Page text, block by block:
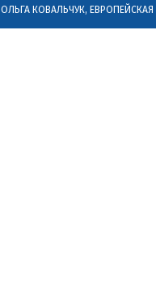
ОЛЬГА КОВАЛЬЧУК, ЕВРОПЕЙСКАЯ